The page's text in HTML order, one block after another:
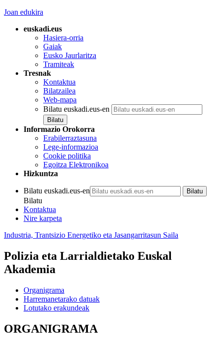
Joan edukira
euskadi.eus
Hasiera-orria
Gaiak
Eusko Jaurlaritza
Tramiteak
Tresnak
Kontaktua
Bilatzailea
Web-mapa
Bilatu euskadi.eus-en
Informazio Orokorra
Erabilerraztasuna
Lege-informazioa
Cookie politika
Egoitza Elektronikoa
Hizkuntza
Bilatu euskadi.eus-en
Bilatu
Kontaktua
Nire karpeta
Industria, Trantsizio Energetiko eta Jasangarritasun Saila
Polizia eta Larrialdietako Euskal
Akademia
Organigrama
Harremanetarako datuak
Lotutako erakundeak
ORGANIGRAMA